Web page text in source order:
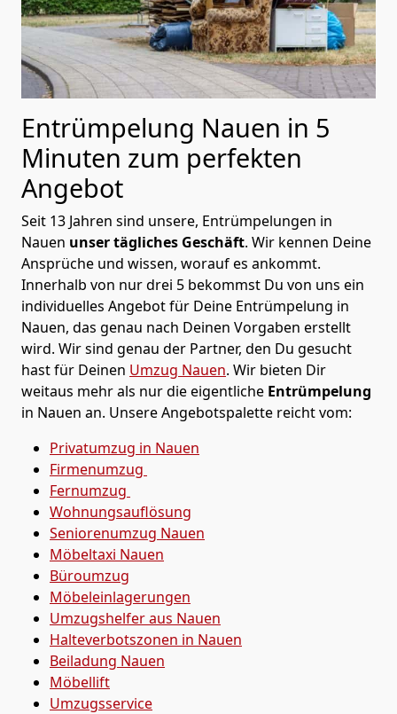
Entrümpelung Nauen in 5
Minuten zum perfekten
Angebot
Seit 13 Jahren sind unsere, Entrümpelungen in
Nauen unser tägliches Geschäft. Wir kennen Deine
Ansprüche und wissen, worauf es ankommt.
Innerhalb von nur drei 5 bekommst Du von uns ein
individuelles Angebot für Deine Entrümpelung in
Nauen, das genau nach Deinen Vorgaben erstellt
wird. Wir sind genau der Partner, den Du gesucht
hast für Deinen Umzug Nauen. Wir bieten Dir
weitaus mehr als nur die eigentliche Entrümpelung
in Nauen an. Unsere Angebotspalette reicht vom:
Privatumzug in Nauen
Firmenumzug
Fernumzug
Wohnungsauflösung
Seniorenumzug Nauen
Möbeltaxi Nauen
Büroumzug
Möbeleinlagerungen
Umzugshelfer aus Nauen
Halteverbotszonen in Nauen
Beiladung Nauen
Möbellift
Umzugsservice